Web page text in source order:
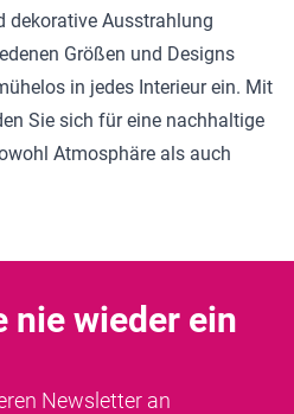
dekorative Ausstrahlung
Größen und Designs
in jedes Interieur ein. Mit
Sie sich für eine nachhaltige
Atmosphäre als auch
nie wieder ein
Newsletter an